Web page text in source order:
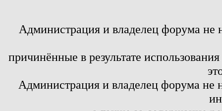
Администрация и владелец форума не
причинённые в результате
Администрация и владелец форума не